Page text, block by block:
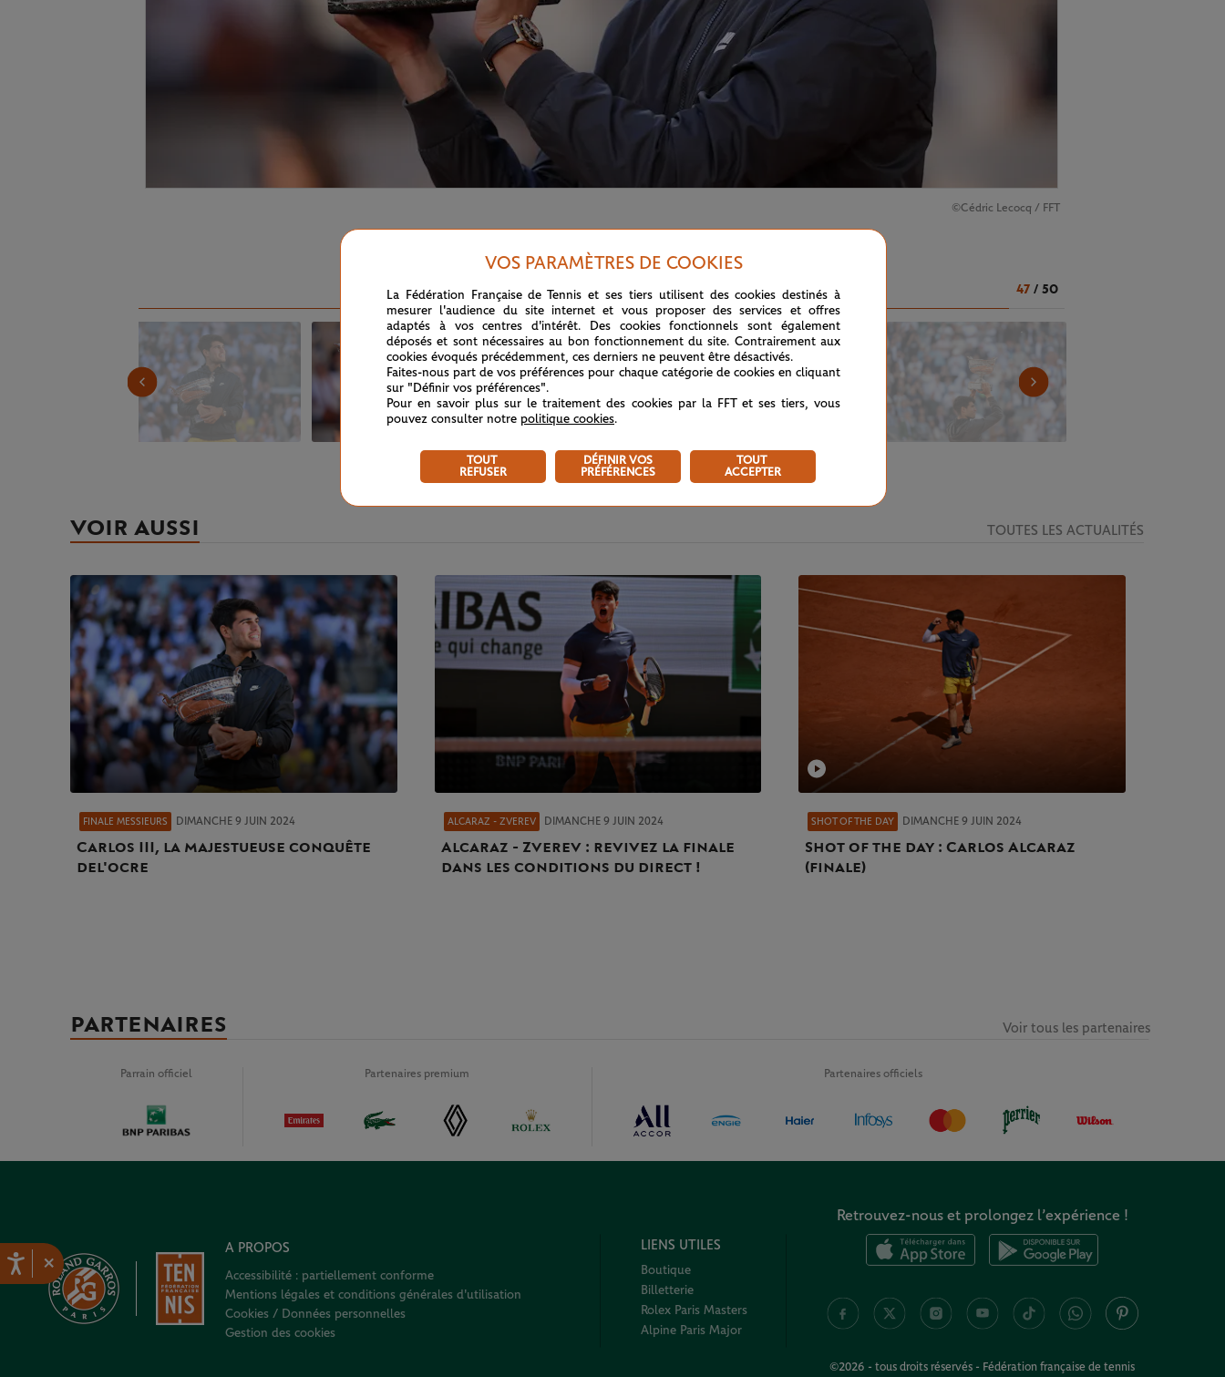
×
©Cédric Lecocq / FFT
47/ 50
VOIR AUSSI TOUTES LES ACTUALITÉS
FINALE MESSIEURS DIMANCHE 9 JUIN 2024
Carlos III, la majestueuse conquête
de l'ocre
ALCARAZ - ZVEREV DIMANCHE 9 JUIN 2024
Alcaraz - Zverev : revivez la finale
dans les conditions du direct !
SHOT OF THE DAY DIMANCHE 9 JUIN 2024
Shot of the day : Carlos Alcaraz
(finale)
PARTENAIRES
Parrain officiel Partenaires premium Partenaires officiels
Voir tous les partenaires
A PROPOS
Accessibilité : partiellement conforme
Mentions légales et conditions générales d'utilisation
Cookies / Données personnelles
Gestion des cookies
LIENS UTILES
Boutique
Billetterie
Rolex Paris Masters
Alpine Paris Major
Retrouvez-nous et prolongez l’expérience !
©2026 - tous droits réservés - Fédération française de tennis
VOS PARAMÈTRES DE COOKIES
La Fédération Française de Tennis et ses tiers utilisent des cookies destinés à
mesurer l'audience du site internet et vous proposer des services et offres
adaptés à vos centres d'intérêt. Des cookies fonctionnels sont également
déposés et sont nécessaires au bon fonctionnement du site. Contrairement aux
cookies évoqués précédemment, ces derniers ne peuvent être désactivés.
Faites-nous part de vos préférences pour chaque catégorie de cookies en cliquant
sur "Définir vos préférences".
Pour en savoir plus sur le traitement des cookies par la FFT et ses tiers, vous
pouvez consulter notre politique cookies.
TOUT
REFUSER
DÉFINIR VOS
PRÉFÉRENCES
TOUT
ACCEPTER